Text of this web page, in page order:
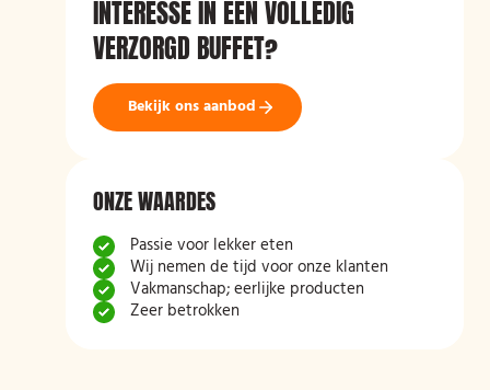
INTERESSE IN EEN VOLLEDIG
VERZORGD BUFFET?
Bekijk ons aanbod
ONZE WAARDES
Passie voor lekker eten
Wij nemen de tijd voor onze klanten
Vakmanschap; eerlijke producten
Zeer betrokken